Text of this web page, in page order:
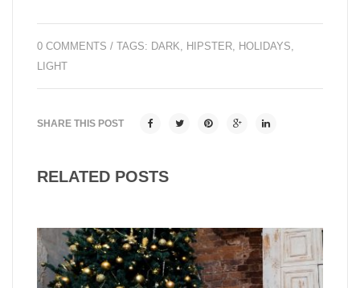
0 COMMENTS / TAGS: DARK HIPSTER HOLIDAYS
LIGHT
SHARE THIS POST
RELATED POSTS